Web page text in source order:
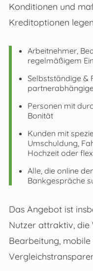
Konditionen und
Kreditoptionen
Arbeitnehmer,
regelmäßigem
Selbstständige &
Personen mit
Bonität
Kunden mit
Umschuldung,
Hochzeit oder
Alle, die online
Bankgespräche
Das Angebot ist
Nutzer attraktiv, die
Bearbeitung,